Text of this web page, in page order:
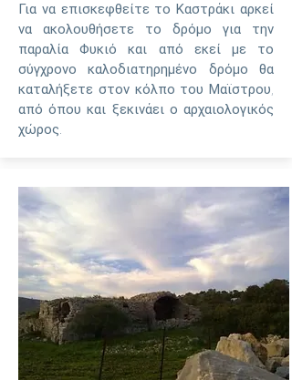
Για να επισκεφθείτε το Καστράκι αρκεί
να ακολουθήσετε το δρόμο για την
παραλία Φυκιό και από εκεί με το
σύγχρονο καλοδιατηρημένο δρόμο θα
καταλήξετε στον κόλπο του Μαϊστρου,
από όπου και ξεκινάει ο αρχαιολογικός
χώρος.